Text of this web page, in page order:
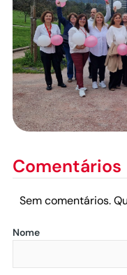
Comentários
Sem comentários.
Nome